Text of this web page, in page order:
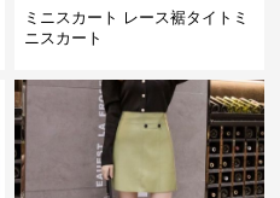
ミニスカート レース裾タイトミ
ニスカート